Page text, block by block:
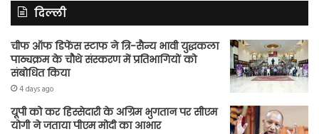
दिल्ली
चीफ ऑफ डिफेंस स्टाफ ने त्रि-सैन्य भावी युद्धकला
पाठ्यक्रम के चौथे संस्करण में प्रतिभागियों को
संबोधित किया
4 days ago
यूपी को कर हिस्सेदारी के अग्रिम भुगतान पर सीएम
योगी ने जताया पीएम मोदी का आभार